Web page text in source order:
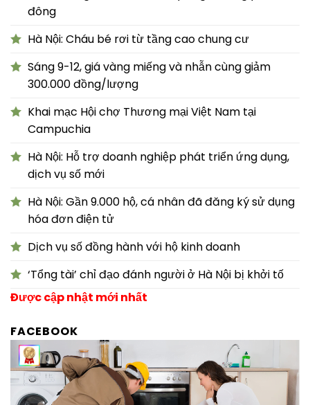
đông
Hà Nội: Cháu bé rơi từ tầng cao chung cư
Sáng 9-12, giá vàng miếng và nhẫn cùng giảm
300.000 đồng/lượng
Khai mạc Hội chợ Thương mại Việt Nam tại
Campuchia
Hà Nội: Hỗ trợ doanh nghiệp phát triển ứng dụng,
dịch vụ số mới
Hà Nội: Gần 9.000 hộ, cá nhân đã đăng ký sử dụng
hóa đơn điện tử
Dịch vụ số đồng hành với hộ kinh doanh
‘Tổng tài’ chỉ đạo đánh người ở Hà Nội bị khởi tố
Được cập nhật mới nhất
FACEBOOK